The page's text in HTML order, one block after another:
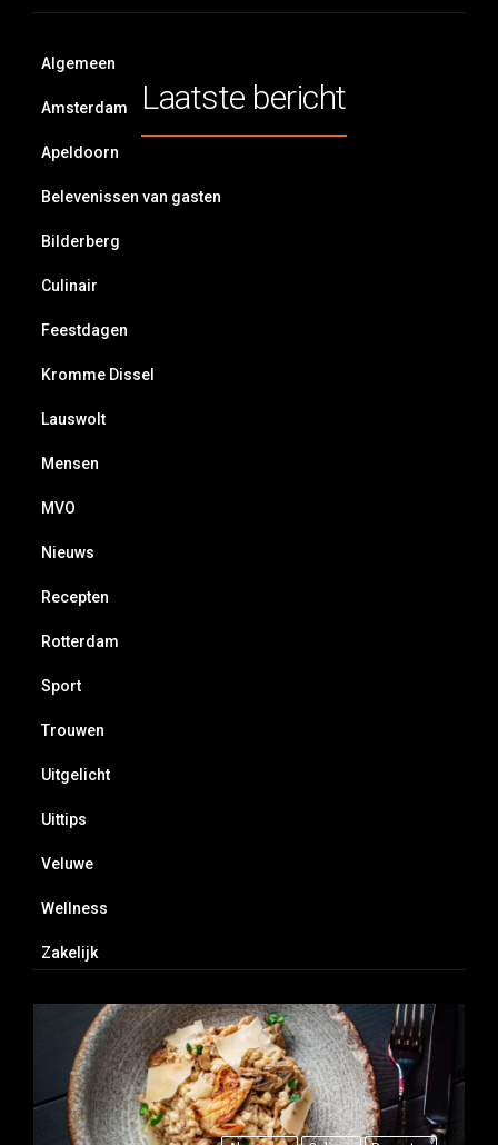
Algemeen
Amsterdam
Apeldoorn
Belevenissen van gasten
Bilderberg
Culinair
Feestdagen
Kromme Dissel
Lauswolt
Mensen
MVO
Nieuws
Recepten
Rotterdam
Sport
Trouwen
Uitgelicht
Uittips
Veluwe
Wellness
Zakelijk
Laatste bericht